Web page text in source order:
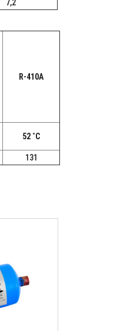
7,2
R-410A
52 ˚C
131